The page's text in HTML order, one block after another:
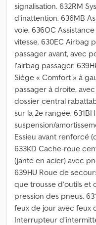
signalisation. 632RM
d’inattention. 636MB
voie. 636OC
vitesse. 630EC Airbag
passager avant, avec
l’airbag passager.
Siège « Comfort » à
passager à droite,
dossier central
sur la 2e rangée.
suspension/
Essieu avant renforcé
633KD Cache-roue
(jante en acier) avec
639HU Roue de
que trousse d’outils et
pression des pneus.
feux de jour avec feux
Interrupteur